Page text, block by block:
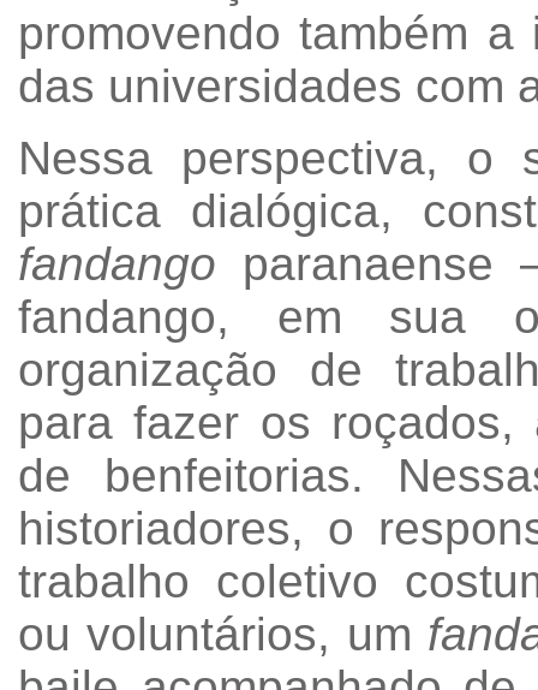
promovendo também
das universidades com
Nessa perspectiva, o
prática dialógica,
fandango paranaense
fandango, em sua
organização de
para fazer os
de benfeitorias.
historiadores, o
trabalho coletivo
ou voluntários, um